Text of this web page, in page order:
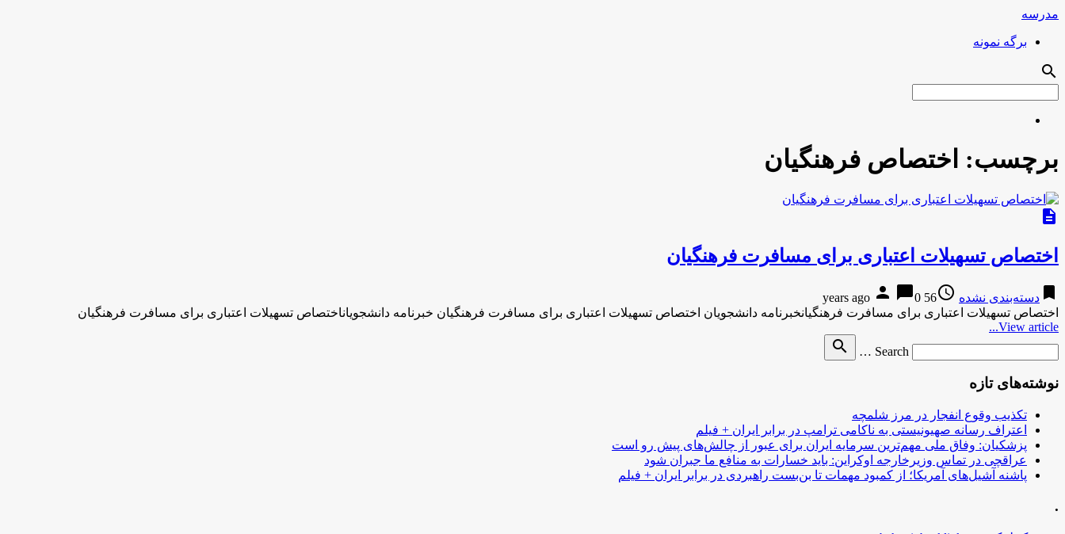
مدرسه
برگه نمونه
search
برچسب: اختصاص فرهنگیان
description
اختصاص تسهیلات اعتباری برای مسافرت فرهنگیان
bookmark دسته‌بندی نشده access_time
56 years ago
person chat_bubble0
اختصاص تسهیلات اعتباری برای مسافرت فرهنگیانخبرنامه دانشجویان اختصاص تسهیلات اعتباری برای مسافرت فرهنگیان خبرنامه دانشجویاناختصاص تسهیلات اعتباری برای مسافرت فرهنگیان
View article...
Search …
search
نوشته‌های تازه
تکذیب وقوع انفجار در مرز شلمچه
اعتراف رسانه صهیونیستی به ناکامی ترامپ در برابر ایران + فیلم
پزشکیان: وفاق ملی مهم‌ترین سرمایه ایران برای عبور از چالش‌های پیش رو است
عراقچی در تماس وزیرخارجه اوکراین: باید خسارات به منافع ما جبران شود
پاشنه آشیل‌های آمریکا؛ از کمبود مهمات تا بن‌بست راهبردی در برابر ایران + فیلم
.